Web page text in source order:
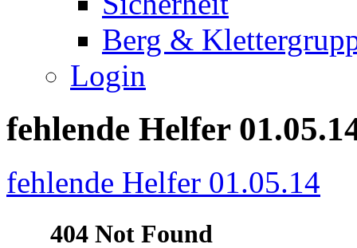
Berg &
Login
fehlende Helfer
fehlende Helfer 01.05.14